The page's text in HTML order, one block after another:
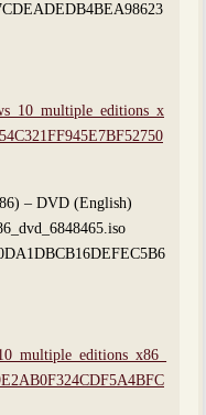
– DVD (English)